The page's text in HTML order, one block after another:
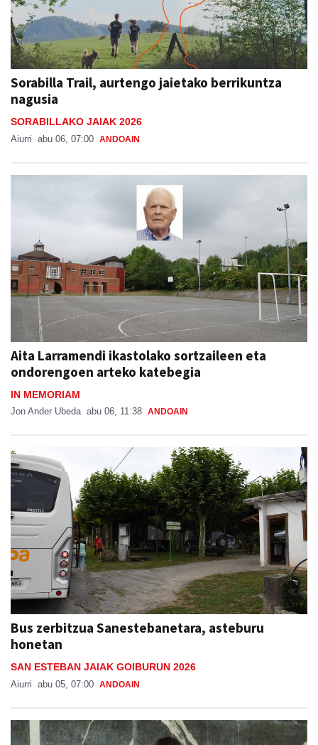
Sorabilla Trail, aurtengo jaietako berrikuntza
nagusia
SORABILLAKO JAIAK 2026
Aiurri abu 06, 07:00 ANDOAIN
Aita Larramendi ikastolako sortzaileen eta
ondorengoen arteko katebegia
IN MEMORIAM
Jon Ander Ubeda abu 06, 11:38 ANDOAIN
Bus zerbitzua Sanestebanetara, asteburu
honetan
SAN ESTEBAN JAIAK GOIBURUN 2026
Aiurri abu 05, 07:00 ANDOAIN